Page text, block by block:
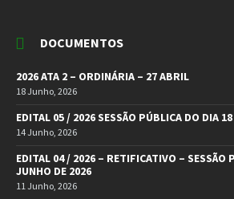
DOCUMENTOS
2026 ATA 2 – ORDINÁRIA – 27 ABRIL
18 Junho, 2026
EDITAL 05 / 2026 SESSÃO PÚBLICA DO DIA
14 Junho, 2026
EDITAL 04 / 2026 – RETIFICATIVO – SESSÃO
JUNHO DE 2026
11 Junho, 2026